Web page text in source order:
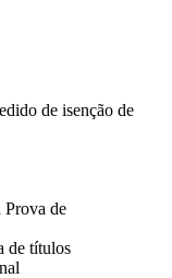
de isenção de
Prova de
de títulos